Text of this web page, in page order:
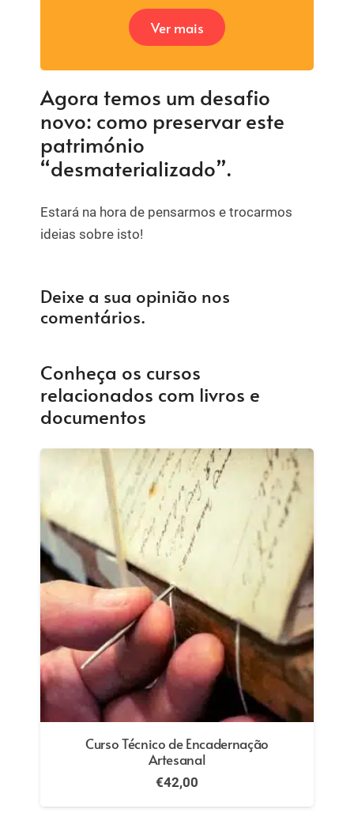
Ver mais
Agora temos um desafio
novo: como preservar este
património
“desmaterializado”.
Estará na hora de pensarmos e trocarmos
ideias sobre isto!
Deixe a sua opinião nos
comentários.
Conheça os cursos
relacionados com livros e
documentos
Curso Técnico de Encadernação
Artesanal
€42,00